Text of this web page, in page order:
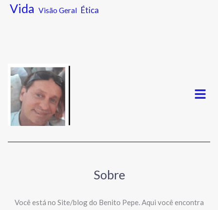
Vida Visão Geral Ética
Menu
Sobre
Você está no Site/blog do Benito Pepe. Aqui você encontra